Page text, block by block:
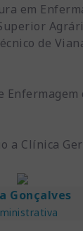
em
de
a Clínica
Gonçalves